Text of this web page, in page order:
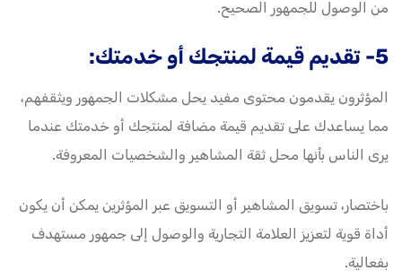
من الوصول للجمهور الصحيح.
5- تقديم قيمة لمنتجك أو خدمتك:
المؤثرون يقدمون محتوى مفيد يحل مشكلات الجمهور ويثقفهم،
مما يساعدك على تقديم قيمة مضافة لمنتجك أو خدمتك عندما
يرى الناس بأنها محل ثقة المشاهير والشخصيات المعروفة.
باختصار، تسويق المشاهير أو التسويق عبر المؤثرين يمكن أن يكون
أداة قوية لتعزيز العلامة التجارية والوصول إلى جمهور مستهدف
بفعالية.